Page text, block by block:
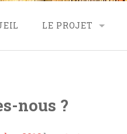
LE PROJET
FINANCEMENT
nous ?